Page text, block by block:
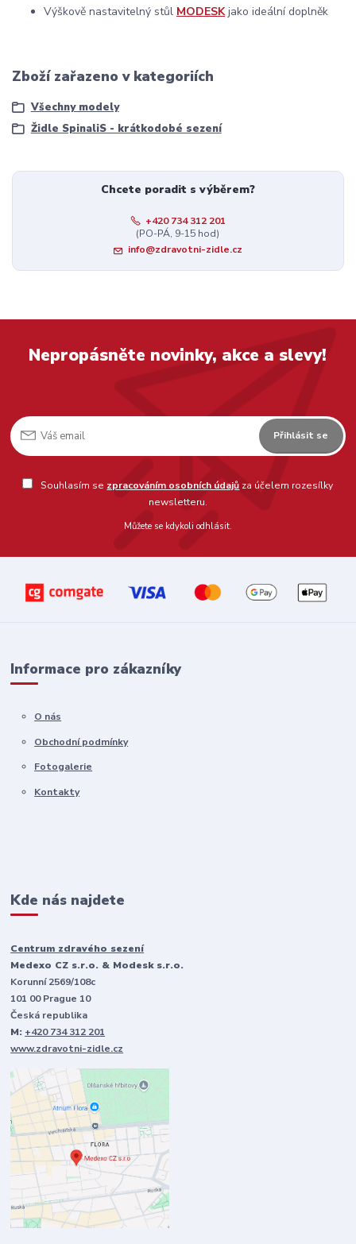
Výškově nastavitelný stůl MODESKjako ideální doplněk
Zboží zařazeno v kategoriích
Všechny modely
Židle SpinaliS - krátkodobé sezení
Chcete poradit s výběrem?
+420 734 312 201
(PO-PÁ, 9-15 hod)
info@zdravotni-zidle.cz
Nepropásněte novinky, akce a slevy!
Přihlásit se
Souhlasím se zpracováním osobních údajů za účelem rozesílky
newsletteru.
Můžete se kdykoli odhlásit.
Informace pro zákazníky
O nás
Obchodní podmínky
Fotogalerie
Kontakty
Kde nás najdete
Centrum zdravého sezení
Medexo CZ s.r.o. & Modesk s.r.o.
Korunní 2569/108c
101 00 Prague 10
Česká republika
M: +420 734 312 201
www.zdravotni-zidle.cz